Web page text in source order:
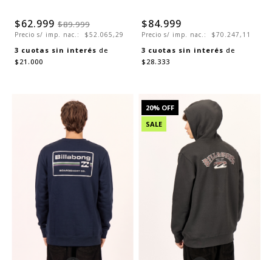
$62.999 $89.999
Precio s/ imp. nac.: $52.065,29
3 cuotas sin interés de
$21.000
$84.999
Precio s/ imp. nac.: $70.247,11
3 cuotas sin interés de
$28.333
20% OFF
SALE